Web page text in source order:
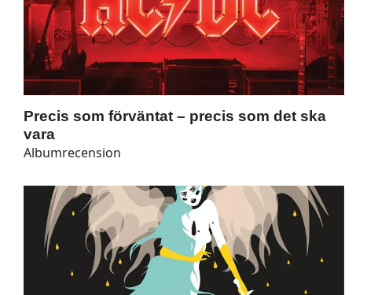
Precis som förväntat – precis som det ska
vara
Albumrecension